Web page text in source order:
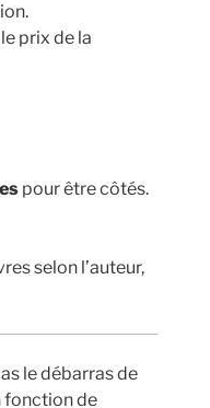
prix de la
pour être côtés.
selon l’auteur,
le débarras de
fonction de